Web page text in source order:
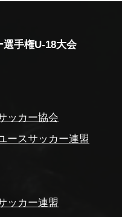
選手権U-18大会
ッカー協会
ースサッカー連盟
ッカー連盟